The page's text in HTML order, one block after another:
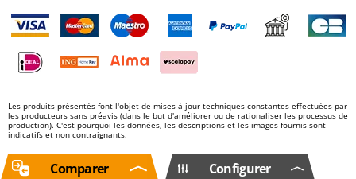
Les produits présentés font l'objet de mises à jour techniques constantes effectuées par
les producteurs sans préavis (dans le but d'améliorer ou de rationaliser les processus de
production). C'est pourquoi les données, les descriptions et les images fournis sont
indicatifs et non contraignants.
Configurer
Comparer